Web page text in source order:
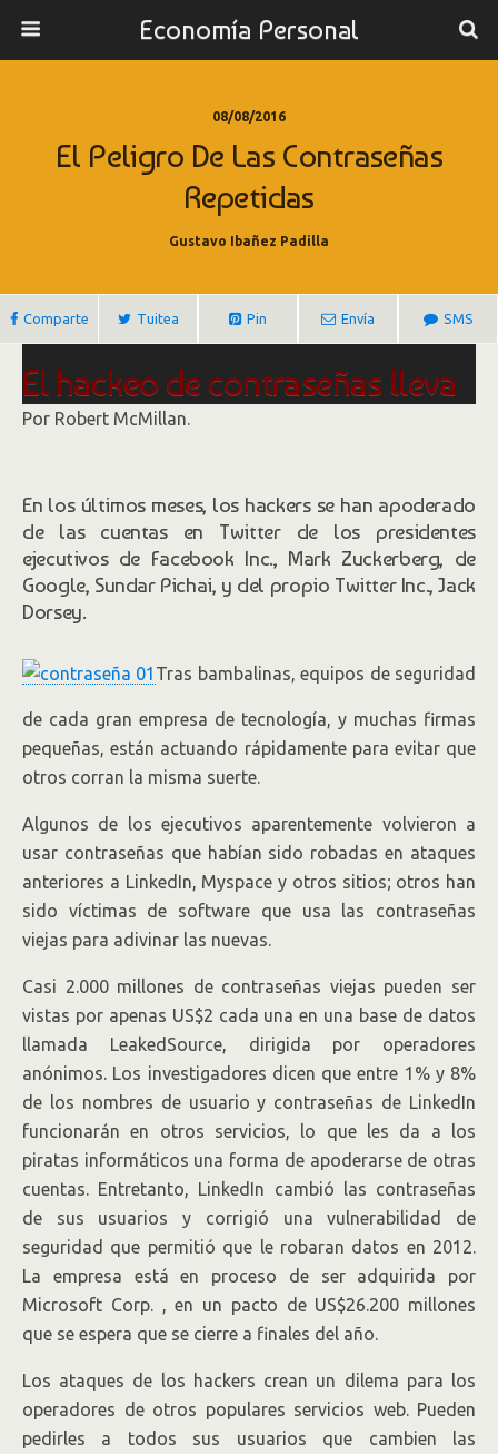
Economía Personal
08/08/2016
El Peligro De Las Contraseñas
Repetidas
Gustavo Ibañez Padilla
Comparte Tuitea Pin Envía SMS
El hackeo de contraseñas lleva
a las empresas a tomar medidas
Por Robert McMillan.
En los últimos meses, los hackers se han apoderado
de las cuentas en Twitter de los presidentes
ejecutivos de Facebook Inc., Mark Zuckerberg, de
Google, Sundar Pichai, y del propio Twitter Inc., Jack
Dorsey.
Tras bambalinas, equipos de seguridad
de cada gran empresa de tecnología, y muchas firmas
pequeñas, están actuando rápidamente para evitar que
otros corran la misma suerte.
Algunos de los ejecutivos aparentemente volvieron a
usar contraseñas que habían sido robadas en ataques
anteriores a LinkedIn, Myspace y otros sitios; otros han
sido víctimas de software que usa las contraseñas
viejas para adivinar las nuevas.
Casi 2.000 millones de contraseñas viejas pueden ser
vistas por apenas US$2 cada una en una base de datos
llamada LeakedSource, dirigida por operadores
anónimos. Los investigadores dicen que entre 1% y 8%
de los nombres de usuario y contraseñas de LinkedIn
funcionarán en otros servicios, lo que les da a los
piratas informáticos una forma de apoderarse de otras
cuentas. Entretanto, LinkedIn cambió las contraseñas
de sus usuarios y corrigió una vulnerabilidad de
seguridad que permitió que le robaran datos en 2012.
La empresa está en proceso de ser adquirida por
Microsoft Corp., en un pacto de US$26.200 millones
que se espera que se cierre a finales del año.
Los ataques de los hackers crean un dilema para los
operadores de otros populares servicios web. Pueden
pedirles a todos sus usuarios que cambien las